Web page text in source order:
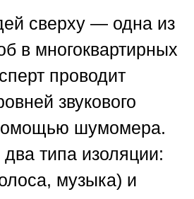
сверху — одна из
в многоквартирных
проводит
звукового
шумомера.
типа изоляции:
музыка) и